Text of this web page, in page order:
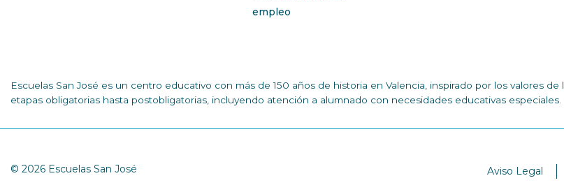
empleo
Escuelas San José es un centro educativo con más de 150 años de historia en Valencia, inspirado por los valores
etapas obligatorias hasta postobligatorias, incluyendo atención a alumnado con necesidades educativas especiales.
© 2026 Escuelas San José Aviso Legal